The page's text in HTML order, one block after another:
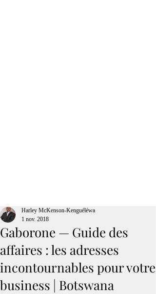
Gaborone — Guide des
affaires : les adresses
incontournables pour votre
business | Botswana
Harley McKenson-Kenguéléwa
1 nov. 2018